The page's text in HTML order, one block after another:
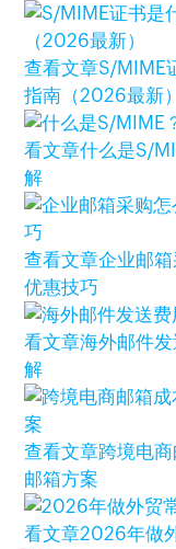
查看文章S/MIME
指南（2026最新）
看文章什么是S/
解
查看文章企业邮
优惠技巧
看文章海外邮件
解
查看文章跨境电
邮箱方案
看文章2026年做